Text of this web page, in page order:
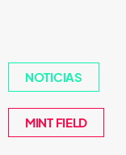
NOTICIAS
MINT FIELD